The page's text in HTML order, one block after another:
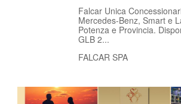
Falcar Unica
Mercedes-Benz, Smart e
Potenza e Provincia.
GLB 2...
FALCAR SPA